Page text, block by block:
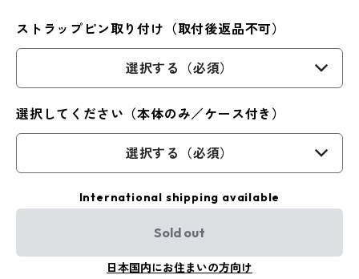
ストラップピン取り付け（取付後返品不可）
選択する（必須）
選択してください（本体のみ／ケース付き）
選択する（必須）
International shipping available
Sold out
日本国内にお住まいの方向け